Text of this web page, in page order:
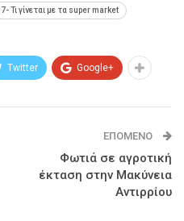
Τι γίνεται με τα super market
Twitter Google+
ΕΠΌΜΕΝΟ
Φωτιά σε αγροτική
έκταση στην Μακύνεια
Αντιρρίου